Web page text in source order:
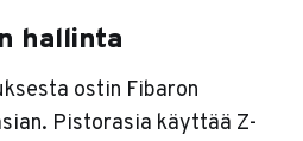
hallinta
ostin Fibaron
Pistorasia käyttää Z-